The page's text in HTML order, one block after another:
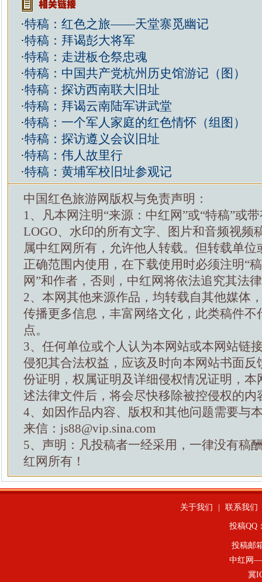
·特稿：红色之旅——天堂寨觅幽记
·特稿：拜谒彭大将军
·特稿：走进板仓祭忠魂
·特稿：中国共产党杭州历史馆游记（图）
·特稿：探访西南联大旧址
·特稿：拜谒云南陆军讲武堂
·特稿：一个军人家庭的红色情怀（组图）
·特稿：探访遵义会议旧址
·特稿：伟人故里行
·特稿：黄埔军校旧址参观记
中国红色旅游网版权与免责声明：
1、凡本网注明“来源：中红网”或“特稿”或
LOGO、水印的所有文字、图片和音频视频
属中红网所有，允许他人转载。但转载单位
正确范围内使用，在下载使用时必须注明“
网”和作者，否则，中红网将依法追究其法
2、本网其他来源作品，均转载自其他媒体
传播更多信息，丰富网络文化，此类稿件不
点。
3、任何单位或个人认为本网站或本网站链
侵犯其合法权益，应该及时向本网站书面反
份证明，权属证明及详细侵权情况证明，本
述法律文件后，将会尽快移除被控侵权的内
4、如因作品内容、版权和其他问题需要与
来信：js88@vip.sina.com
5、声明：凡投稿者一经采用，一律没有稿
红网所有！
关于我们 联系我们
投稿QQ
投稿邮
中红网—
冀